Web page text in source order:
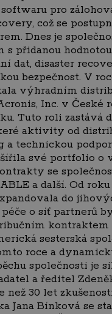
pro
což se
Dnes je
s přidanou
dat, disaster
bezpečnost. V
výhradním
Inc. v České
Tuto roli zastává
aktivity od
a technickou
své portfolio o
se
a další. Od roku
do
o síť partnerů
kontraktem
sesterská
roce a
společnosti je
a ředitel
30 let
Jana Bínková se